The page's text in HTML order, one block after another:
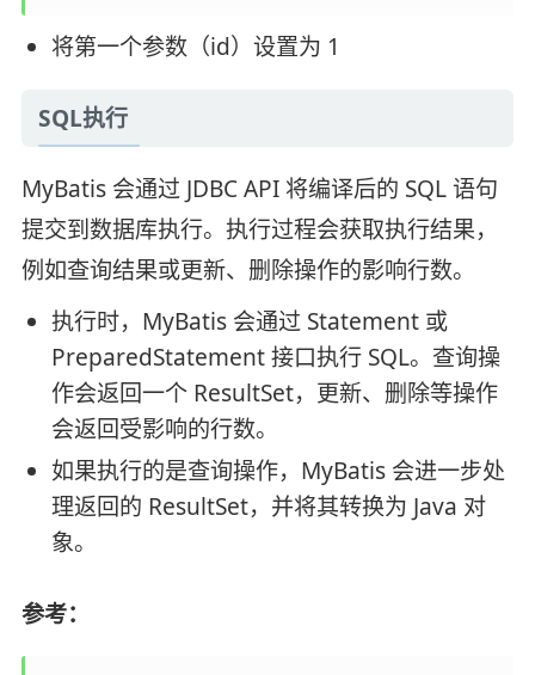
将第一个参数（id）设置为 1
SQL执行
MyBatis 会通过 JDBC API 将编译后的 SQL 语句
提交到数据库执行。执行过程会获取执行结果，
例如查询结果或更新、删除操作的影响行数。
执行时，MyBatis 会通过 Statement 或
PreparedStatement 接口执行 SQL。查询操
作会返回一个 ResultSet，更新、删除等操作
会返回受影响的行数。
如果执行的是查询操作，MyBatis 会进一步处
理返回的 ResultSet，并将其转换为 Java 对
象。
参考：